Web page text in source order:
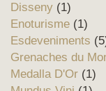
Disseny (1)
Enoturisme (1)
Esdeveniments
Grenaches du
Medalla D'Or (1)